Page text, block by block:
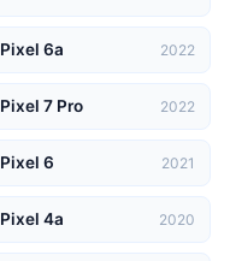
Pixel 6a 2022
Pixel 7 Pro 2022
Pixel 6 2021
Pixel 4a 2020